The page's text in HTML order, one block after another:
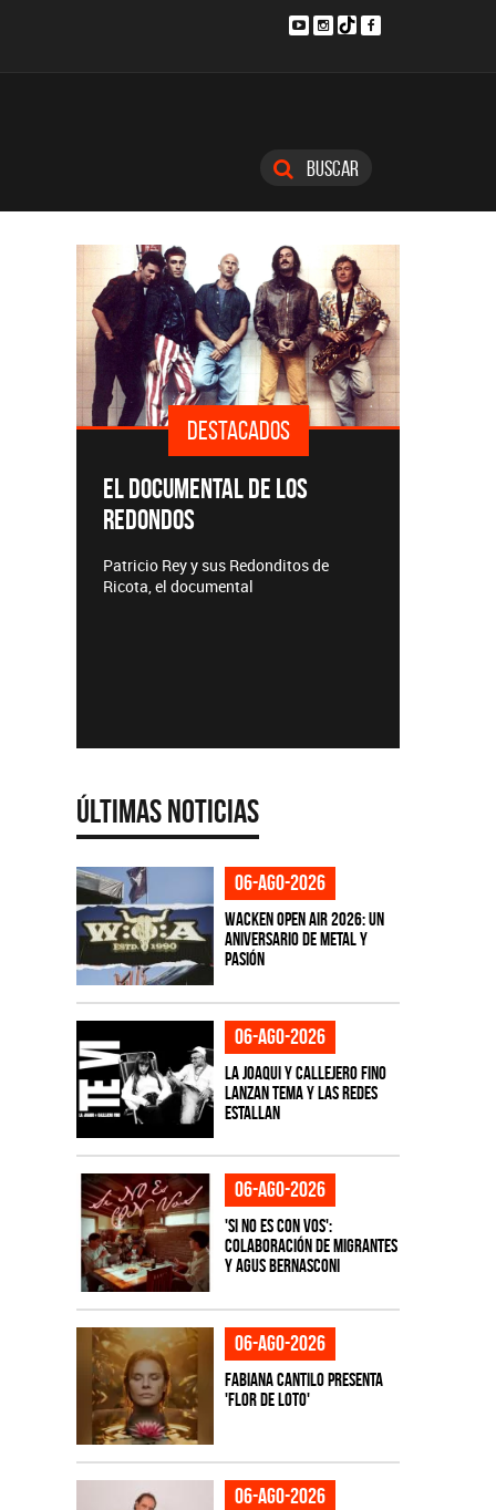
Buscar
DESTACADOS
EL DOCUMENTAL DE LOS
REDONDOS
Patricio Rey y sus Redonditos de
Ricota, el documental
Últimas Noticias
06-ago-2026
Wacken Open Air 2026: Un
aniversario de metal y
pasión
06-ago-2026
La Joaqui y Callejero Fino
lanzan tema y las redes
estallan
06-ago-2026
'Si No Es Con Vos':
colaboración de Migrantes
y Agus Bernasconi
06-ago-2026
Fabiana Cantilo presenta
'Flor de Loto'
06-ago-2026